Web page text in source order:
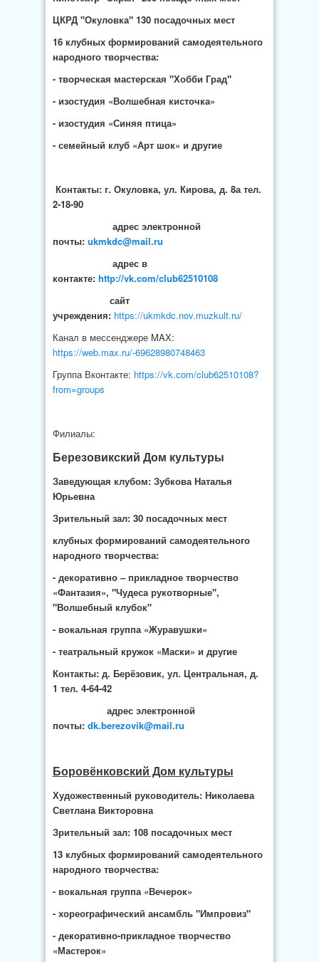
ЦКРД "Окуловка" 130 посадочных мест
16 клубных формирований самодеятельного
народного творчества:
- творческая мастерская "Хобби Град"
- изостудия «Волшебная кисточка»
- изостудия «Синяя птица»
- семейный клуб «Арт шок» и другие
Контакты: г. Окуловка, ул. Кирова, д. 8а тел.
2-18-90
адрес электронной
почты: ukmkdc@mail.ru
адрес в
контакте: http://vk.com/club62510108
сайт
учреждения: https://ukmkdc.nov.muzkult.ru/
Канал в мессенджере MAX:
https://web.max.ru/-69628980748463
Группа Вконтакте: https://vk.com/club62510108?
from=groups
Филиалы:
Березовикский Дом культуры
Заведующая клубом: Зубкова Наталья
Юрьевна
Зрительный зал: 30 посадочных мест
клубных формирований самодеятельного
народного творчества:
- декоративно – прикладное творчество
«Фантазия», "Чудеса рукотворные",
"Волшебный клубок"
- вокальная группа «Журавушки»
- театральный кружок «Маски» и другие
Контакты: д. Берёзовик, ул. Центральная, д.
1 тел. 4-64-42
адрес электронной
почты: dk.berezovik@mail.ru
Боровёнковский Дом культуры
Художественный руководитель: Николаева
Светлана Викторовна
Зрительный зал: 108 посадочных мест
13 клубных формирований самодеятельного
народного творчества:
- вокальная группа «Вечерок»
- хореографический ансамбль "Импровиз"
- декоративно-прикладное творчество
«Мастерок»